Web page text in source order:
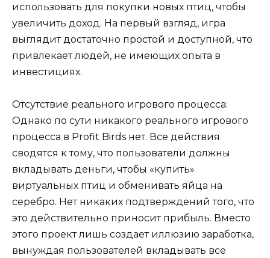
использовать для покупки новых птиц, чтобы
увеличить доход. На первый взгляд, игра
выглядит достаточно простой и доступной, что
привлекает людей, не имеющих опыта в
инвестициях.
Отсутствие реального игрового процесса:
Однако по сути никакого реального игрового
процесса в Profit Birds нет. Все действия
сводятся к тому, что пользователи должны
вкладывать деньги, чтобы «купить»
виртуальных птиц и обменивать яйца на
серебро. Нет никаких подтверждений того, что
это действительно приносит прибыль. Вместо
этого проект лишь создает иллюзию заработка,
вынуждая пользователей вкладывать все